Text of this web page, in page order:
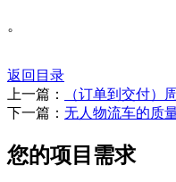
。
返回目录
上一篇：
（订单到交付）
下一篇： 无人物流车的质
您的项目需求